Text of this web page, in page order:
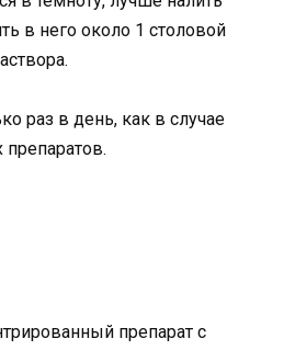
в него около 1 столовой
раз в день, как в случае
препарат с